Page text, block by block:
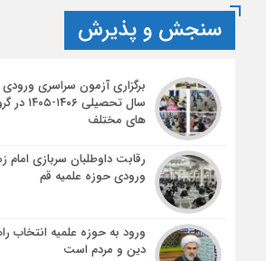
سنجش و پذیرش
برگزاری آزمون سراسری
سال
های مختلف
رقابت داوطلبان سربازی
ورودی حوزه علمیه قم
ورود به حوزه علمیه انتخاب
دین و مردم است